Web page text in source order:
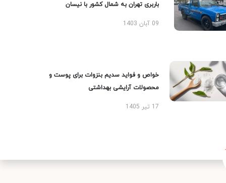
باربری تهران به شمال کشور با نیسان
09 آبان 1403
خواص و فواید سدیم بنزوات برای پوست و
محصولات آرایشی بهداشتی
17 تیر 1405